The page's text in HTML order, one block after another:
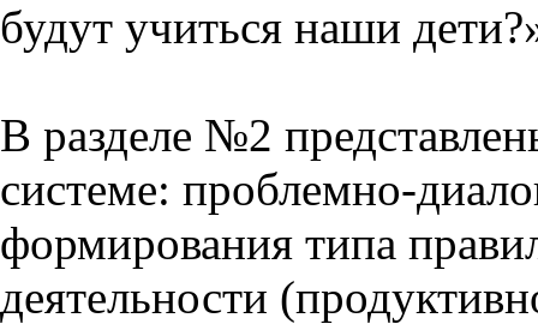
будут учиться наши
В разделе №2
системе: проблемно-
формирования типа
деятельности